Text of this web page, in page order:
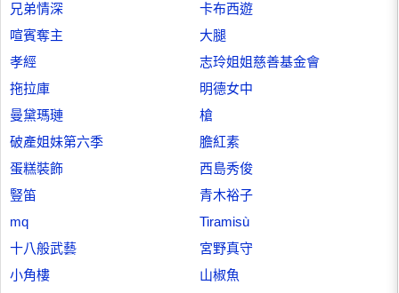
兄弟情深
卡布西遊
喧賓奪主
大腿
孝經
志玲姐姐慈善基金會
拖拉庫
明德女中
曼黛瑪璉
槍
破產姐妹第六季
膽紅素
蛋糕裝飾
西島秀俊
豎笛
青木裕子
mq
Tiramisù
十八般武藝
宮野真守
小角樓
山椒魚